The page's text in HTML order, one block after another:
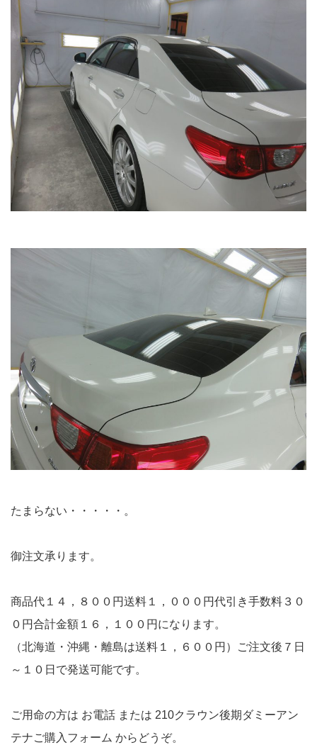
たまらない・・・・・。
御注文承ります。
商品代１４，８００円送料１，０００円代引き手数料３０
０円合計金額１６，１００円になります。
（北海道・沖縄・離島は送料１，６００円）ご注文後７日
～１０日で発送可能です。
ご用命の方は お電話 または 210クラウン後期ダミーアン
テナご購入フォーム からどうぞ。